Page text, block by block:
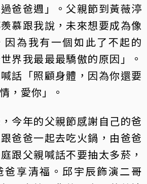
爸爸週」。父親節到黃薇渟
慕跟我說，未來想要成為像
因為我有一個如此了不起的
界我最最最驕傲的原因」。
話「照顧身體，因為你還要
，愛你」。
今年的父親節感謝自己的爸
爸爸一起去吃火鍋，由爸爸
跟父親喊話不要抽太多菸，
爸享清福。邱宇辰飾演二哥